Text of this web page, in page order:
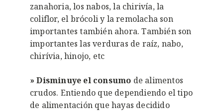
zanahoria, los nabos, la chirivía, la
coliflor, el brócoli y la remolacha son
importantes también ahora. También son
importantes las verduras de raíz, nabo,
chirívia, hinojo, etc
»Disminuye el consumo de alimentos
crudos. Entiendo que dependiendo el tipo
de alimentación que hayas decidido